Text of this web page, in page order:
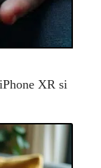
XR si